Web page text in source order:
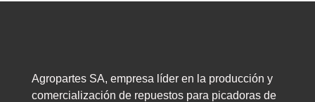
Agropartes SA, empresa líder en la producción y
comercialización de repuestos para picadoras de